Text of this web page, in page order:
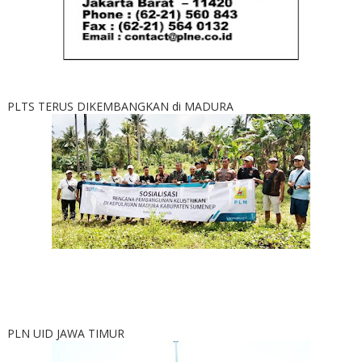
PLTS TERUS DIKEMBANGKAN di MADURA
PLN UID JAWA TIMUR